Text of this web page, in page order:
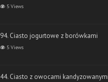
5 Views
94. Ciasto jogurtowe z borówkami
5 Views
44. Ciasto z owocami